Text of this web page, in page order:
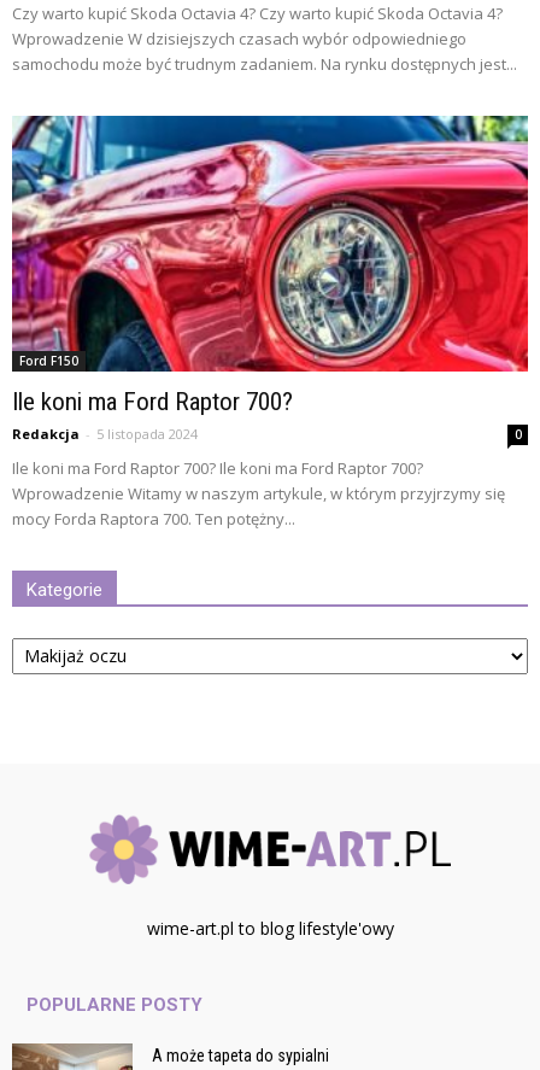
Czy warto kupić Skoda Octavia 4? Czy warto kupić Skoda Octavia 4?
Wprowadzenie W dzisiejszych czasach wybór odpowiedniego
samochodu może być trudnym zadaniem. Na rynku dostępnych jest...
Ford F150
Ile koni ma Ford Raptor 700?
Redakcja - 5 listopada 2024 0
Ile koni ma Ford Raptor 700? Ile koni ma Ford Raptor 700?
Wprowadzenie Witamy w naszym artykule, w którym przyjrzymy się
mocy Forda Raptora 700. Ten potężny...
Kategorie
Kategorie
wime-art.pl to blog lifestyle'owy
POPULARNE POSTY
A może tapeta do sypialni